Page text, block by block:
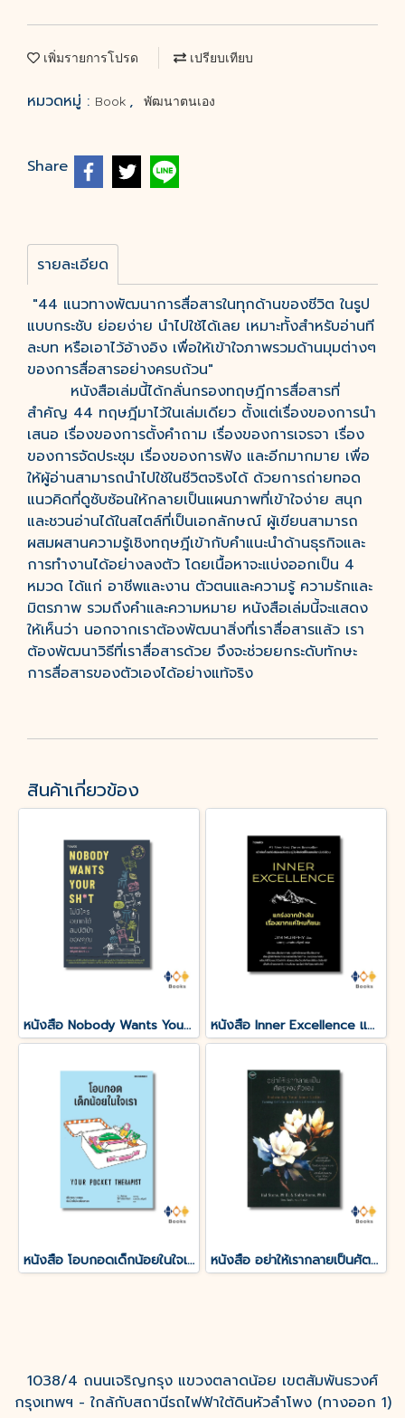
เพิ่มรายการโปรด เปรียบเทียบ
หมวดหมู่ : Book , พัฒนาตนเอง
Share
รายละเอียด
"44 แนวทางพัฒนาการสื่อสารในทุกด้านของชีวิต ในรูป
แบบกระชับ ย่อยง่าย นำไปใช้ได้เลย เหมาะทั้งสำหรับอ่านที
ละบท หรือเอาไว้อ้างอิง เพื่อให้เข้าใจภาพรวมด้านมุมต่างๆ
ของการสื่อสารอย่างครบถ้วน"
หนังสือเล่มนี้ได้กลั่นกรองทฤษฎีการสื่อสารที่
สำคัญ 44 ทฤษฎีมาไว้ในเล่มเดียว ตั้งแต่เรื่องของการนำ
เสนอ เรื่องของการตั้งคำถาม เรื่องของการเจรจา เรื่อง
ของการจัดประชุม เรื่องของการฟัง และอีกมากมาย เพื่อ
ให้ผู้อ่านสามารถนำไปใช้ในชีวิตจริงได้ ด้วยการถ่ายทอด
แนวคิดที่ดูซับซ้อนให้กลายเป็นแผนภาพที่เข้าใจง่าย สนุก
และชวนอ่านได้ในสไตล์ที่เป็นเอกลักษณ์ ผู้เขียนสามารถ
ผสมผสานความรู้เชิงทฤษฎีเข้ากับคำแนะนำด้านธุรกิจและ
การทำงานได้อย่างลงตัว โดยเนื้อหาจะแบ่งออกเป็น 4
หมวด ได้แก่ อาชีพและงาน ตัวตนและความรู้ ความรักและ
มิตรภาพ รวมถึงคำและความหมาย หนังสือเล่มนี้จะแสดง
ให้เห็นว่า นอกจากเราต้องพัฒนาสิ่งที่เราสื่อสารแล้ว เรา
ต้องพัฒนาวิธีที่เราสื่อสารด้วย จึงจะช่วยยกระดับทักษะ
การสื่อสารของตัวเองได้อย่างแท้จริง
สินค้าเกี่ยวข้อง
หนังสือ Nobody Wants Your Sht ไม่มีใครอยากได้สมบัติบ้าของคุณ หนังสือ Inner Excellence แกร่งจากข้างใน เรื่องยากแค่ไหนก็ชนะ
หนังสือ โอบกอดเด็กน้อยในใจเรา (YOUR POCKET THERAPIST) หนังสือ อย่าให้เรากลายเป็นศัตรูของตัวเอง
1038/4 ถนนเจริญกรุง แขวงตลาดน้อย เขตสัมพันธวงศ์
กรุงเทพฯ - ใกล้กับสถานีรถไฟฟ้าใต้ดินหัวลำโพง (ทางออก 1)